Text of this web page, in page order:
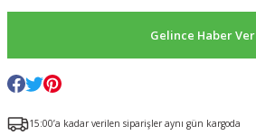
Gelince Haber Ver
15:00’a kadar verilen siparişler aynı gün kargoda